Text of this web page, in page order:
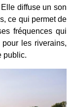
diffuse un son
ce qui permet de
fréquences qui
les riverains,
public.